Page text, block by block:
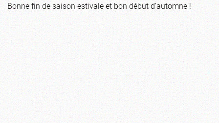
Bonne fin de saison estivale et bon début d’automne !